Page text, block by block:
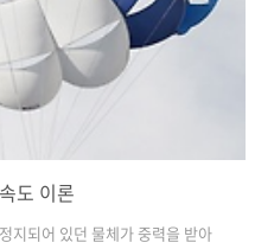
도 이론
지되어 있던 물체가 중력을 받아